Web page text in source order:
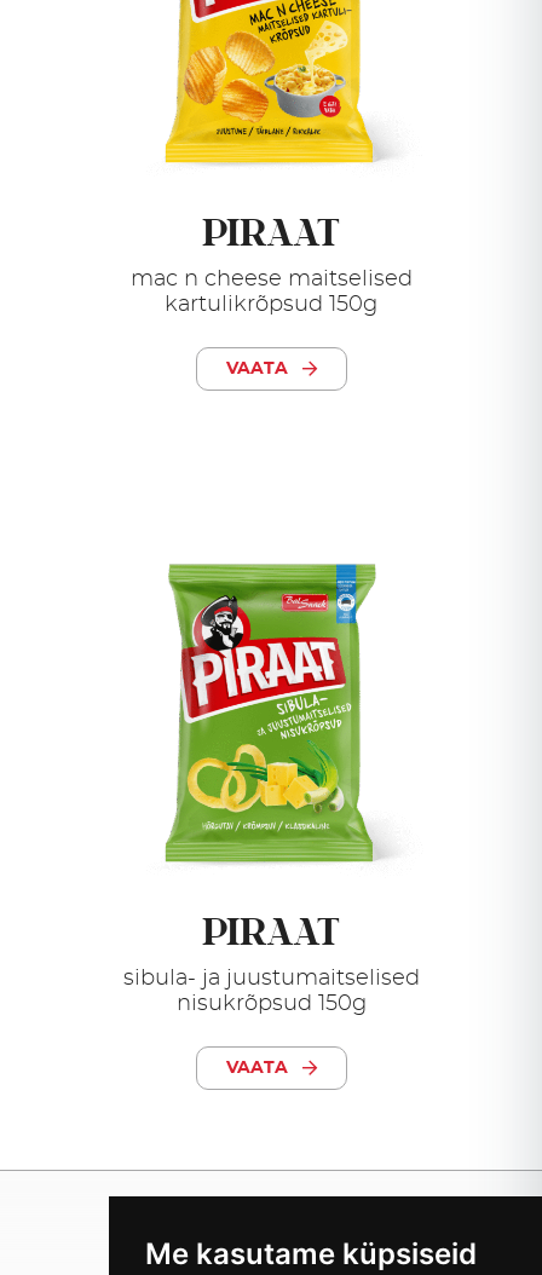
Me kasutame küpsiseid
PIRAAT
mac n cheese maitselised
kartulikrõpsud 150g
VAATA
PIRAAT
sibula- ja juustumaitselised
nisukrõpsud 150g
VAATA